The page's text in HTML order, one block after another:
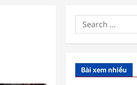
Search
for:
Bài xem nhiều